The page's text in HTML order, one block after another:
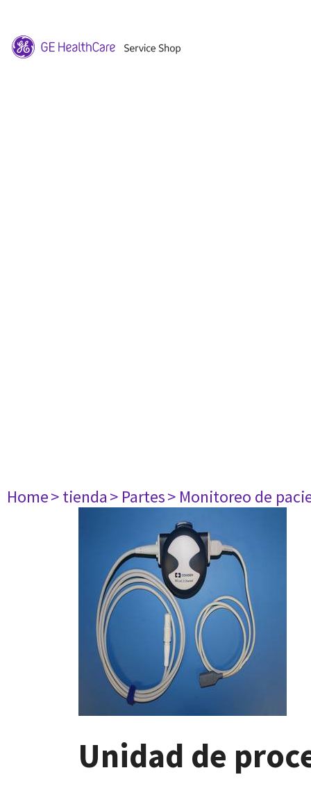
Home> tienda> Partes> Monitoreo de
Unidad de